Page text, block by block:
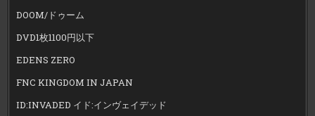
DOOM/ドゥーム
DVD1枚1100円以下
EDENS ZERO
FNC KINGDOM IN JAPAN
ID:INVADED イド:インヴェイデッド